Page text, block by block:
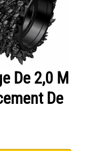
De 2,0 M
De